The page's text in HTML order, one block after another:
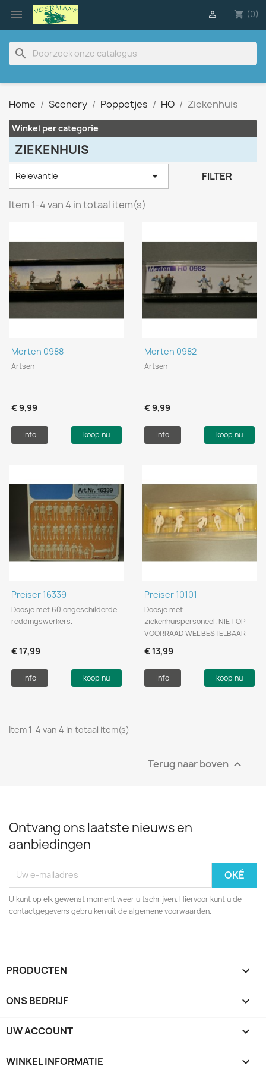
 shopping_cart (0)

search
Home Scenery Poppetjes HO Ziekenhuis
Winkel per categorie
ZIEKENHUIS
Relevantie  FILTER
Item 1-4 van 4 in totaal item(s)
Merten 0988
Artsen
€ 9,99
Info koop nu
Merten 0982
Artsen
€ 9,99
Info koop nu
Preiser 16339
Doosje met 60 ongeschilderde
reddingswerkers.
€ 17,99
Info koop nu
Preiser 10101
Doosje met
ziekenhuispersoneel. NIET OP
VOORRAAD WEL BESTELBAAR
€ 13,99
Info koop nu
Item 1-4 van 4 in totaal item(s)
Terug naar boven 
Ontvang ons laatste nieuws en
aanbiedingen
U kunt op elk gewenst moment weer uitschrijven. Hiervoor kunt u de
contactgegevens gebruiken uit de algemene voorwaarden.
PRODUCTEN 
ONS BEDRIJF 
UW ACCOUNT 
WINKEL INFORMATIE keyboard_arrow_down